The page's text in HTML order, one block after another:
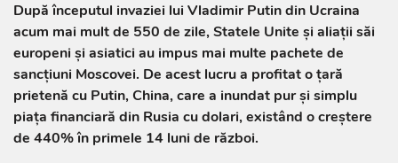
După începutul invaziei lui Vladimir Putin din Ucraina
acum mai mult de 550 de zile, Statele Unite și aliații săi
europeni și asiatici au impus mai multe pachete de
sancțiuni Moscovei. De acest lucru a profitat o țară
prietenă cu Putin, China, care a inundat pur și simplu
piața financiară din Rusia cu dolari, existând o creștere
de 440% în primele 14 luni de război.